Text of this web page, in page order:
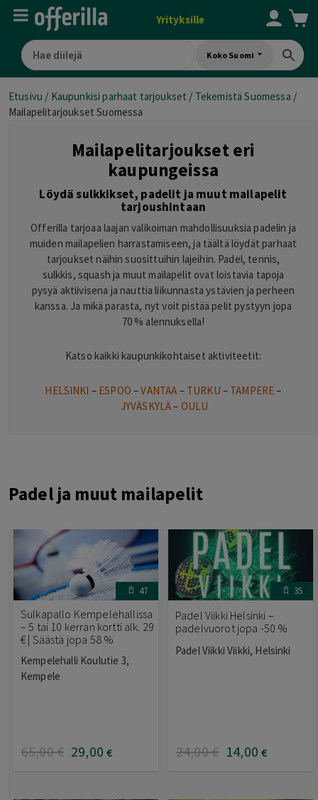
Yrityksille
Koko Suomi
Etusivu / Kaupunkisi parhaat tarjoukset / Tekemistä Suomessa /
Mailapelitarjoukset Suomessa
Mailapelitarjoukset eri
kaupungeissa
Löydä sulkkikset, padelit ja muut mailapelit
tarjoushintaan
Offerilla tarjoaa laajan valikoiman mahdollisuuksia padelin ja
muiden mailapelien harrastamiseen, ja täältä löydät parhaat
tarjoukset näihin suosittuihin lajeihin. Padel, tennis,
sulkkis, squash ja muut mailapelit ovat loistavia tapoja
pysyä aktiivisena ja nauttia liikunnasta ystävien ja perheen
kanssa. Ja mikä parasta, nyt voit pistää pelit pystyyn jopa
70 % alennuksella!
Katso kaikki kaupunkikohtaiset aktiviteetit:
HELSINKI – ESPOO –VANTAA – TURKU – TAMPERE–
JYVÄSKYLÄ– OULU
Padel ja muut mailapelit
47
Sulkapallo Kempelehallissa
– 5 tai 10 kerran kortti alk. 29
€ | Säästä jopa 58 %
Kempelehalli Koulutie 3,
Kempele
65,00€ 29,00 €
35
Padel Viikki Helsinki –
padelvuorot jopa -50 %
Padel Viikki Viikki, Helsinki
24,00€ 14,00 €